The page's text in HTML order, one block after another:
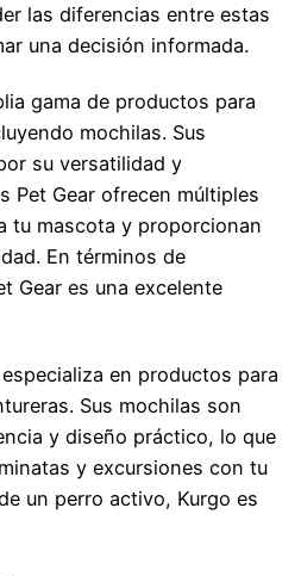
las diferencias entre estas
una decisión informada.
gama de productos para
mochilas. Sus
su versatilidad y
Pet Gear ofrecen múltiples
tu mascota y proporcionan
En términos de
Gear es una excelente
en productos para
Sus mochilas son
y diseño práctico, lo que
y excursiones con tu
un perro activo, Kurgo es